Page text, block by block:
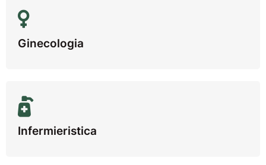
Ginecologia
Infermieristica